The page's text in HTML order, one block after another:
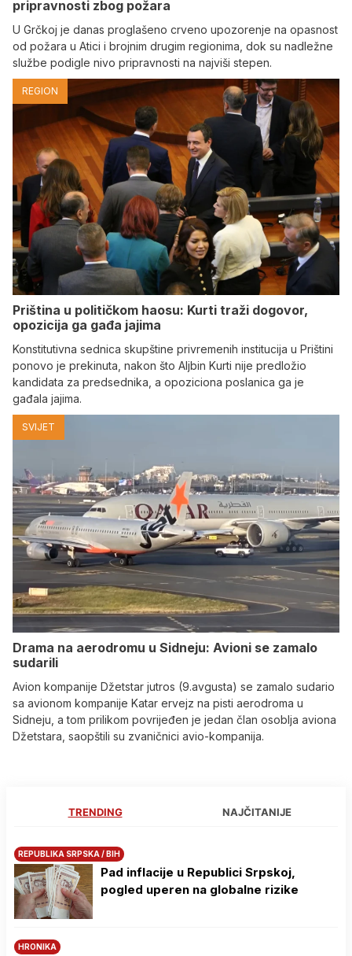
pripravnosti zbog požara
U Grčkoj je danas proglašeno crveno upozorenje na opasnost
od požara u Atici i brojnim drugim regionima, dok su nadležne
službe podigle nivo pripravnosti na najviši stepen.
REGION
Priština u političkom haosu: Kurti traži dogovor,
opozicija ga gađa jajima
Konstitutivna sednica skupštine privremenih institucija u Prištini
ponovo je prekinuta, nakon što Aljbin Kurti nije predložio
kandidata za predsednika, a opoziciona poslanica ga je
gađala jajima.
SVIJET
Drama na aerodromu u Sidneju: Avioni se zamalo
sudarili
Avion kompanije Džetstar jutros (9.avgusta) se zamalo sudario
sa avionom kompanije Katar ervejz na pisti aerodroma u
Sidneju, a tom prilikom povrijeđen je jedan član osoblja aviona
Džetstara, saopštili su zvaničnici avio-kompanija.
TRENDING NAJČITANIJE
REPUBLIKA SRPSKA / BIH
Pad inflacije u Republici Srpskoj,
pogled uperen na globalne rizike
HRONIKA